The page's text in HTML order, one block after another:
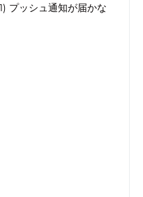
プッシュ通知が届かな